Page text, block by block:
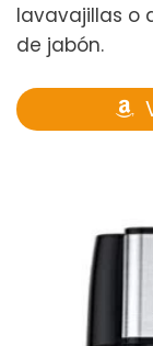
lavavajillas o
de jabón.